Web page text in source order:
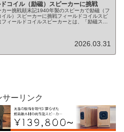
コイル（励磁）スピーカーに挑戦
カー挑戦顛末記1940年製のスピーカで励磁（フ
イル）スピーカーに挑戦フィールドコイルスピ
フィールドコイルスピーカーとは、「励磁スピ
2026.03.31
サーリンク